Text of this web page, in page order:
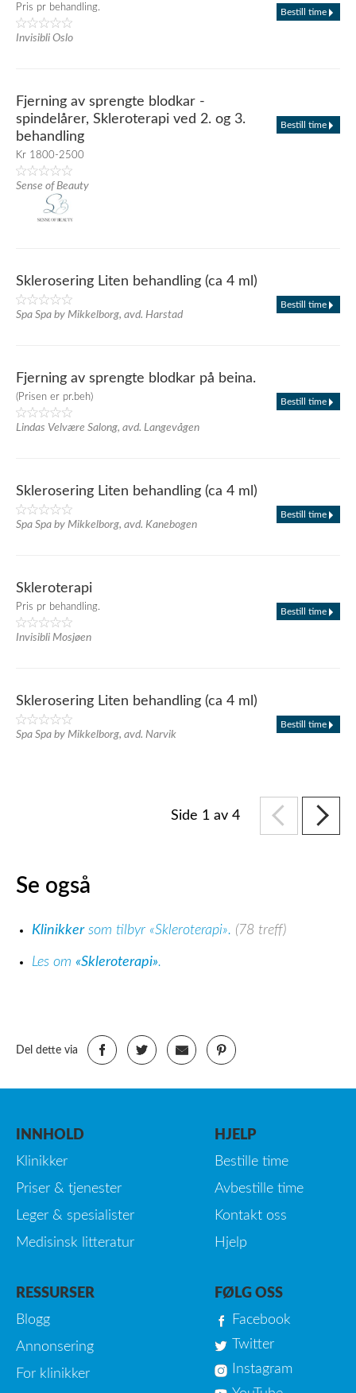
Pris pr behandling.
Invisibli Oslo
Bestill time
Fjerning av sprengte blodkar -
spindelårer, Skleroterapi ved 2. og 3.
behandling
Kr 1800-2500
Sense of Beauty
Bestill time
Sklerosering Liten behandling (ca 4 ml)
Spa Spa by Mikkelborg, avd. Harstad
Bestill time
Fjerning av sprengte blodkar på beina.
(Prisen er pr.beh)
Lindas Velvære Salong, avd. Langevågen
Bestill time
Sklerosering Liten behandling (ca 4 ml)
Spa Spa by Mikkelborg, avd. Kanebogen
Bestill time
Skleroterapi
Pris pr behandling.
Invisibli Mosjøen
Bestill time
Sklerosering Liten behandling (ca 4 ml)
Spa Spa by Mikkelborg, avd. Narvik
Bestill time
Side 1 av 4
Se også
Klinikkersom tilbyr «Skleroterapi». (78 treff)
Les om «Skleroterapi».
Del dette via
INNHOLD
Klinikker
Priser & tjenester
Leger & spesialister
Medisinsk litteratur
HJELP
Bestille time
Avbestille time
Kontakt oss
Hjelp
RESSURSER
Blogg
Annonsering
For klinikker
FØLG OSS
Facebook
Twitter
Instagram